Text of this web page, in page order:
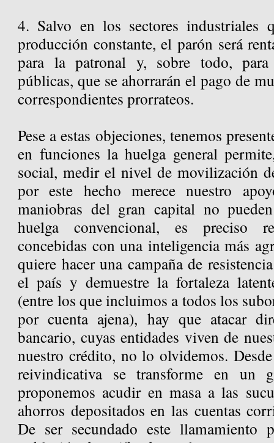
4. Salvo en los sectores industriales
producción constante, el parón será
para la patronal y, sobre todo, para
públicas, que se ahorrarán el pago de
correspondientes prorrateos.
Pese a estas objeciones, tenemos
en funciones la huelga general
social, medir el nivel de movilización
por este hecho merece nuestro
maniobras del gran capital no
huelga convencional, es preciso
concebidas con una inteligencia más
quiere hacer una campaña de
el país y demuestre la fortaleza
(entre los que incluimos a todos los
por cuenta ajena), hay que atacar
bancario, cuyas entidades viven de
nuestro crédito, no lo olvidemos.
reivindicativa se transforme en un
proponemos acudir en masa a las
ahorros depositados en las cuentas
De ser secundado este